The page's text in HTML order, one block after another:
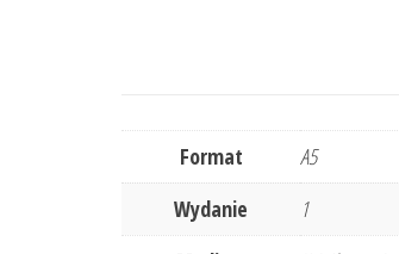
Format
A5
Wydanie
1